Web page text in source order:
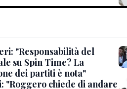
"Responsabilità del
su Spin Time? La
dei partiti è nota"
"Roggero chiede di andare